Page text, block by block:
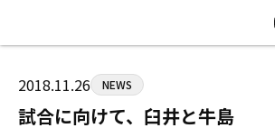
HOME
ジムについて
トレーニング
施設紹
2018.11.26 NEWS
試合に向けて、臼井と牛島